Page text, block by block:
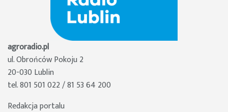
agroradio.pl
ul. Obrońców Pokoju 2
20-030 Lublin
tel. 801 501 022 / 81 53 64 200
Redakcja portalu